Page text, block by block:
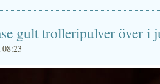
gult trolleripulver över i